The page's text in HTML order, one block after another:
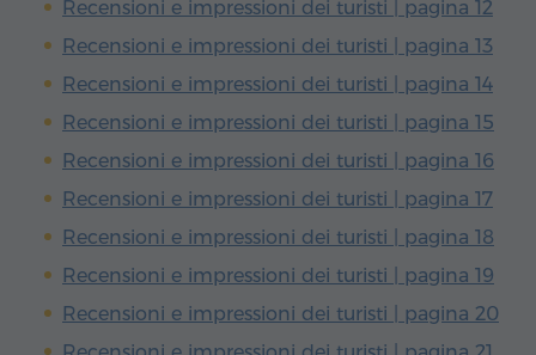
Recensioni e impressioni dei turisti | pagina 12
Recensioni e impressioni dei turisti | pagina 13
Recensioni e impressioni dei turisti | pagina 14
Recensioni e impressioni dei turisti | pagina 15
Recensioni e impressioni dei turisti | pagina 16
Recensioni e impressioni dei turisti | pagina 17
Recensioni e impressioni dei turisti | pagina 18
Recensioni e impressioni dei turisti | pagina 19
Recensioni e impressioni dei turisti | pagina 20